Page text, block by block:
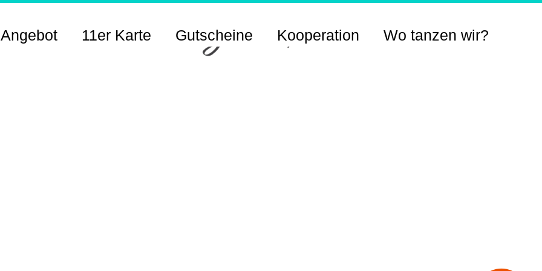
11er Karte Gutscheine Kooperation Wo tanzen wir?